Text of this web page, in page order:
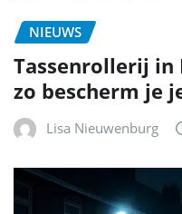
NIEUWS
Tassenrollerij in
zo bescherm je
Lisa Nieuwenburg